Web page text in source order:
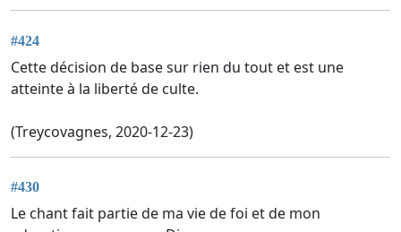
#424
Cette décision de base sur rien du tout et est une
atteinte à la liberté de culte.
(Treycovagnes, 2020-12-23)
#430
Le chant fait partie de ma vie de foi et de mon